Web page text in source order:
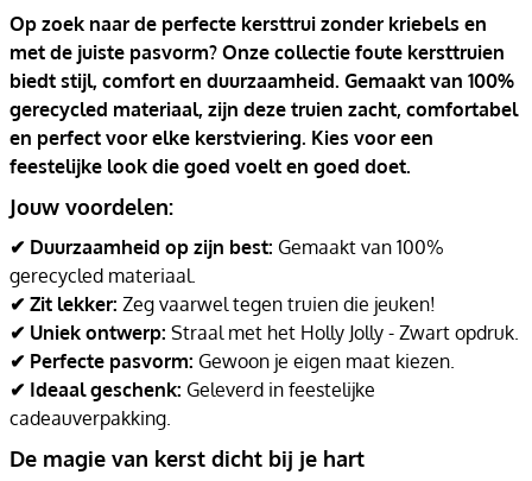
Op zoek naar de perfecte kersttrui zonder kriebels en
met de juiste pasvorm? Onze collectie foute kersttruien
biedt stijl, comfort en duurzaamheid. Gemaakt van 100%
gerecycled materiaal, zijn deze truien zacht, comfortabel
en perfect voor elke kerstviering. Kies voor een
feestelijke look die goed voelt en goed doet.
Jouw voordelen:
✔ Duurzaamheid op zijn best: Gemaakt van 100%
gerecycled materiaal.
✔ Zit lekker: Zeg vaarwel tegen truien die jeuken!
✔ Uniek ontwerp: Straal met het Holly Jolly - Zwart opdruk.
✔ Perfecte pasvorm: Gewoon je eigen maat kiezen.
✔ Ideaal geschenk: Geleverd in feestelijke
cadeauverpakking.
De magie van kerst dicht bij je hart